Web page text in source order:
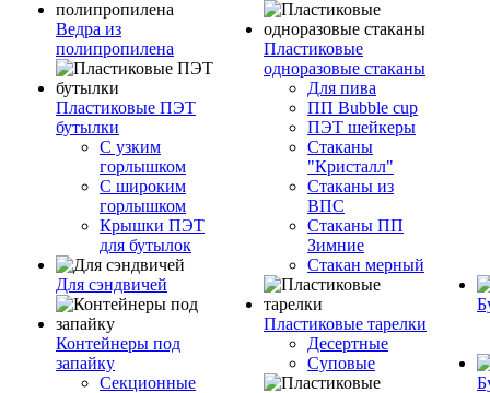
Ведра из
полипропилена
Пластиковые ПЭТ
бутылки
С узким
горлышком
С широким
горлышком
Крышки ПЭТ
для бутылок
Для сэндвичей
Контейнеры под
запайку
Секционные
Пластиковые
одноразовые стаканы
Для пива
ПП Bubble cup
ПЭТ шейкеры
Стаканы
"Кристалл"
Стаканы из
ВПС
Стаканы ПП
Зимние
Стакан мерный
Пластиковые тарелки
Десертные
Суповые